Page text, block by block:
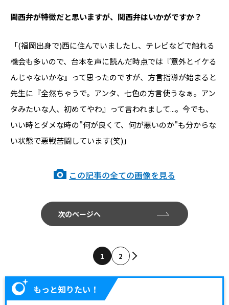
――関西弁が特徴だと思いますが、関西弁はいかがですか？
「(福岡出身で)西に住んでいましたし、テレビなどで触れる
機会も多いので、台本を声に読んだ時点では『意外とイケる
んじゃないかな』って思ったのですが、方言指導が始まると
先生に『全然ちゃうで。アンタ、七色の方言使うなぁ。アン
タみたいな人、初めてやわ』って言われまして...。今でも、
いい時とダメな時の"何が良くて、何が悪いのか"も分からな
い状態で悪戦苦闘しています(笑)」
この記事の全ての画像を見る
次のページへ
1 2
もっと知りたい！